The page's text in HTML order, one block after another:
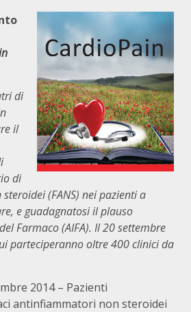
di
il
di
(FANS) nei pazienti a
e guadagnatosi il plauso
Farmaco (AIFA). Il 20 settembre
parteciperanno oltre 400 clinici da
2014 – Pazienti
antinfiammatori non steroidei